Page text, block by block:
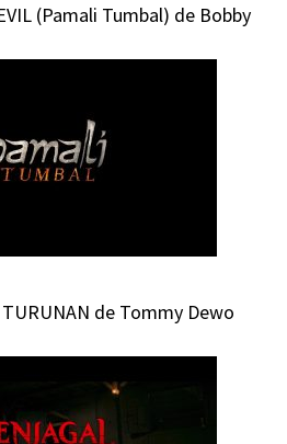
(Pamali Tumbal) de Bobby
TURUNAN de Tommy Dewo